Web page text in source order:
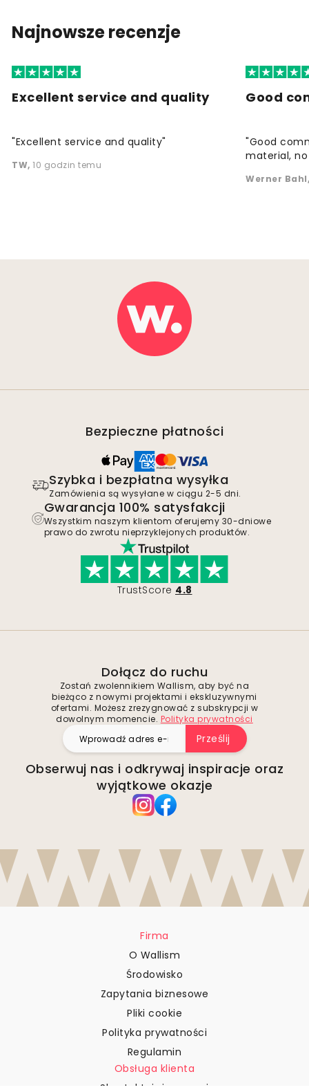
Najnowsze recenzje
Excellent service and quality
"Excellent service and quality"
TW, 10 godzin temu
Good
"Good
material,
Werner Bahl
Bezpieczne płatności
Szybka i bezpłatna wysyłka
Zamówienia są wysyłane w ciągu 2-5 dni.
Gwarancja 100% satysfakcji
Wszystkim naszym klientom oferujemy 30-dniowe
prawo do zwrotu nieprzyklejonych produktów.
TrustScore 4.8
Dołącz do ruchu
Zostań zwolennikiem Wallism, aby być na
bieżąco z nowymi projektami i ekskluzywnymi
ofertami. Możesz zrezygnować z subskrypcji w
dowolnym momencie. Polityka prywatności
Prześlij
Obserwuj nas i odkrywaj inspiracje oraz
wyjątkowe okazje
Firma
O Wallism
Środowisko
Zapytania biznesowe
Pliki cookie
Polityka prywatności
Regulamin
Obsługa klienta
Skontaktuj się z nami